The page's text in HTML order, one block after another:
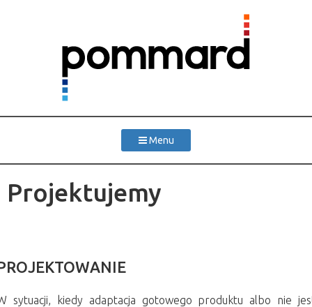
Menu
Projektujemy
sytuacji, kiedy adaptacja gotowego produktu albo nie